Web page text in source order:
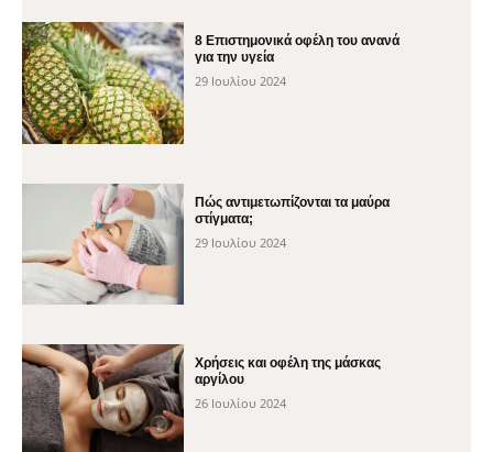
8 Επιστημονικά οφέλη του ανανά
για την υγεία
29 Ιουλίου 2024
Πώς αντιμετωπίζονται τα μαύρα
στίγματα;
29 Ιουλίου 2024
Χρήσεις και οφέλη της μάσκας
αργίλου
26 Ιουλίου 2024